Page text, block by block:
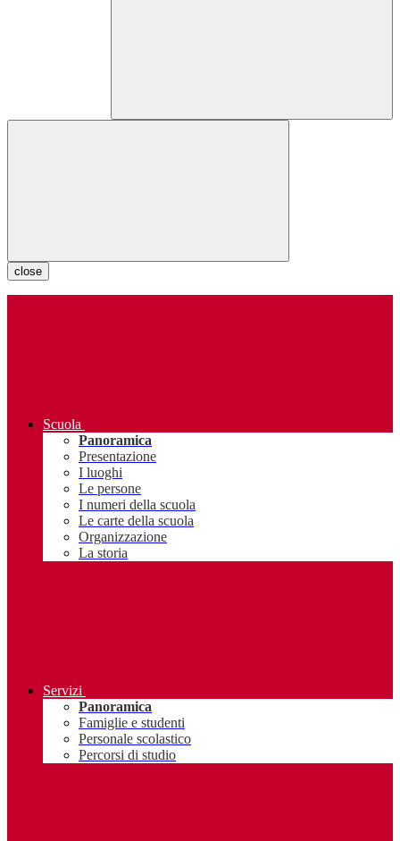
close
Scuola
Panoramica
Presentazione
I luoghi
Le persone
I numeri della scuola
Le carte della scuola
Organizzazione
La storia
Servizi
Panoramica
Famiglie e studenti
Personale scolastico
Percorsi di studio